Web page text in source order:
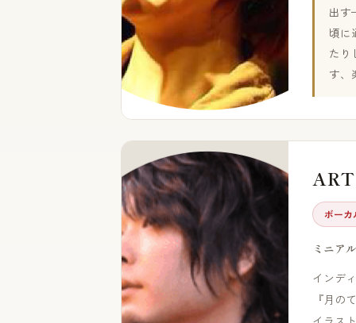
出す
頃に
たり
す、
ART
ボーカ
ミニア
インデ
『月の